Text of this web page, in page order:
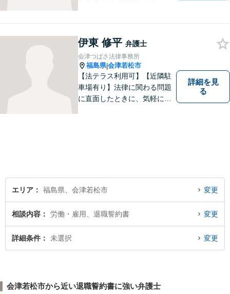
伊東 修平 弁護士
会津つばさ法律事務所
福島県|会津若松市
【法テラス利用可】【近隣駐
車場有り】法律に関わる問題
に直面したときに、気軽に相
詳細を見
る
エリア 福島県、会津若松市 変更
相談内容 労働・雇用、退職誓約書 変更
詳細条件 未選択 変更
会津若松市から近い退職誓約書に強い弁護士